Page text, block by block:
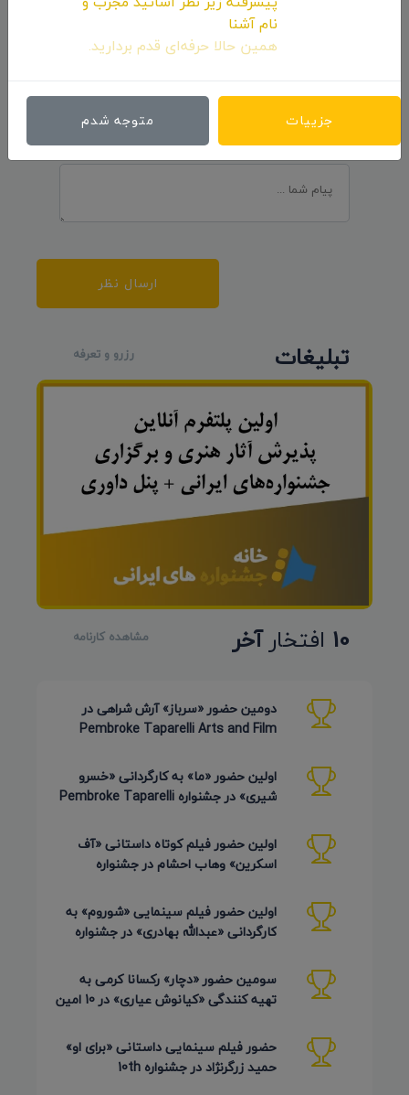
ارسال نظرات
ارسال نظر
تبلیغات رزرو و تعرفه
10 افتخارآخر مشاهده کارنامه
دومین حضور «سرباز» آرش شراهی در
Pembroke Taparelli Arts and Film
اولین حضور «ما» به کارگردانی «خسرو
شیری» در جشنواره Pembroke Taparelli
اولین حضور فیلم کوتاه داستانی «آف
اسکرین» وهاب احشام در جشنواره
اولین حضور فیلم سینمایی «شوروم» به
کارگردانی «عبدالله بهادری» در جشنواره
سومین حضور «دچار» رکسانا کرمی به
تهیه کنندگی «کیانوش عیاری» در 10 امین
حضور فیلم سینمایی داستانی «برای او»
حمید زرگرنژاد در جشنواره 10th
نام آشنا
همین حالا حرفه‌ای قدم بردارید.
جزییات متوجه شدم